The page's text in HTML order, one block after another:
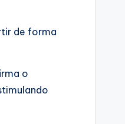
de forma
o